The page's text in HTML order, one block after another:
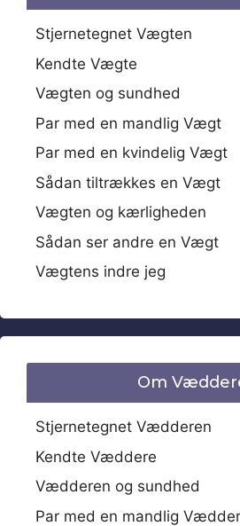
Stjernetegnet Vægten
Kendte Vægte
Vægten og sundhed
Par med en mandlig Vægt
Par med en kvindelig Vægt
Sådan tiltrækkes en Vægt
Vægten og kærligheden
Sådan ser andre en Vægt
Vægtens indre jeg
Om
Stjernetegnet Vædderen
Kendte Væddere
Vædderen og sundhed
Par med en mandlig Vædder